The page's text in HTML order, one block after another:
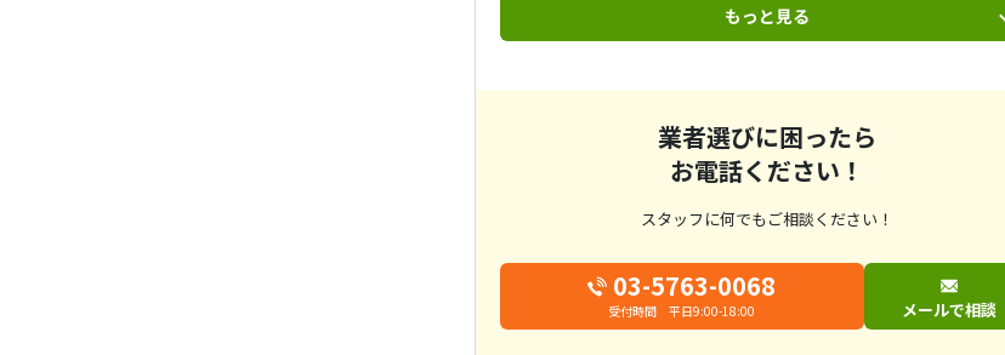
もっと見る
業者選びに困ったら
お電話ください！
スタッフに何でもご相談ください！
03-5763-0068
受付時間 平日9:00-18:00 メールで相談